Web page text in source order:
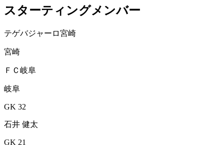
スターティングメンバー
テゲバジャーロ宮崎
宮崎
ＦＣ岐阜
岐阜
GK 32
石井 健太
GK 21